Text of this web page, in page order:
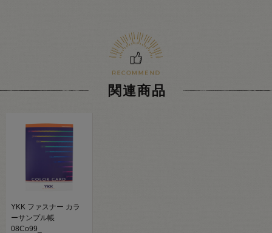
関連商品
YKK ファスナー カラ
ーサンプル帳
08Co99_